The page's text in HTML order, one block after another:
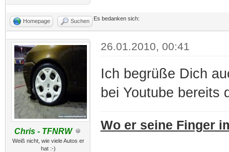
Homepage Suchen Es bedanken sich:
Chris - TFNRW
Weiß nicht, wie viele Autos er
hat :-)
26.01.2010, 00:41
Ich begrüße Dich
bei Youtube bereits
Wo er seine Finger